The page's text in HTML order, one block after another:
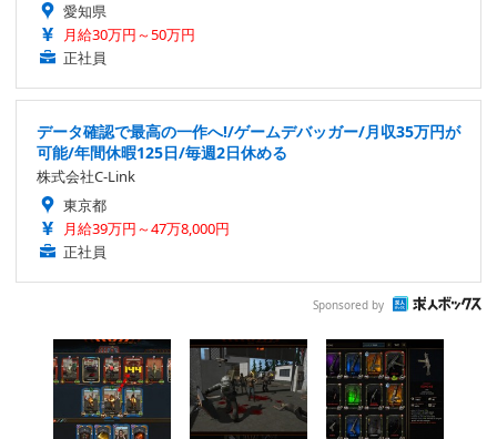
愛知県
月給30万円～50万円
正社員
データ確認で最高の一作へ!/ゲームデバッガー/月収35万円が
可能/年間休暇125日/毎週2日休める
株式会社C-Link
東京都
月給39万円～47万8,000円
正社員
Sponsored by